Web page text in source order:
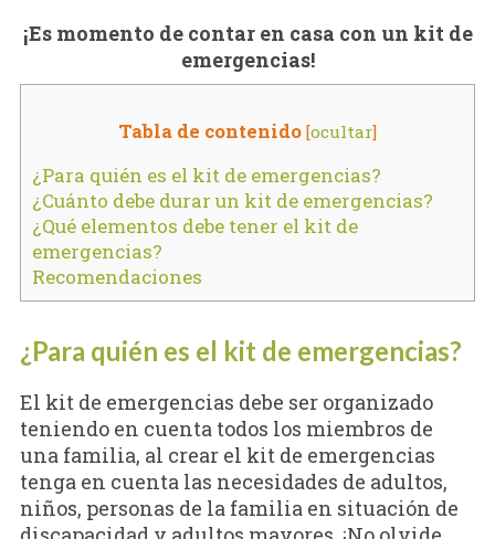
¡Es momento de contar en casa con un kit de
emergencias!
Tabla de contenido [ocultar]
¿Para quién es el kit de emergencias?
¿Cuánto debe durar un kit de emergencias?
¿Qué elementos debe tener el kit de
emergencias?
Recomendaciones
¿Para quién es el kit de emergencias?
El kit de emergencias debe ser organizado
teniendo en cuenta todos los miembros de
una familia, al crear el kit de emergencias
tenga en cuenta las necesidades de adultos,
niños, personas de la familia en situación de